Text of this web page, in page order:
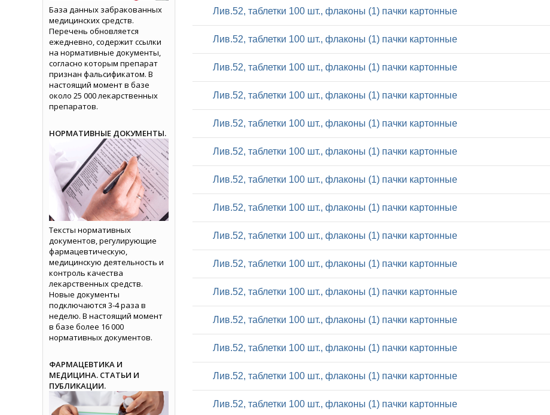
Лив.52, таблетки 100 шт., флаконы (1) пачки картонные
Лив.52, таблетки 100 шт., флаконы (1) пачки картонные
Лив.52, таблетки 100 шт., флаконы (1) пачки картонные
Лив.52, таблетки 100 шт., флаконы (1) пачки картонные
Лив.52, таблетки 100 шт., флаконы (1) пачки картонные
Лив.52, таблетки 100 шт., флаконы (1) пачки картонные
Лив.52, таблетки 100 шт., флаконы (1) пачки картонные
Лив.52, таблетки 100 шт., флаконы (1) пачки картонные
Лив.52, таблетки 100 шт., флаконы (1) пачки картонные
Лив.52, таблетки 100 шт., флаконы (1) пачки картонные
Лив.52, таблетки 100 шт., флаконы (1) пачки картонные
Лив.52, таблетки 100 шт., флаконы (1) пачки картонные
Лив.52, таблетки 100 шт., флаконы (1) пачки картонные
Лив.52, таблетки 100 шт., флаконы (1) пачки картонные
Лив.52, таблетки 100 шт., флаконы (1) пачки картонные
База данных забракованных
медицинских средств.
Перечень обновляется
ежедневно, содержит ссылки
на нормативные документы,
согласно которым препарат
признан фальсификатом. В
настоящий момент в базе
около 25 000 лекарственных
препаратов.
НОРМАТИВНЫЕ ДОКУМЕНТЫ.
Тексты нормативных
документов, регулирующие
фармацевтическую,
медицинскую деятельность и
контроль качества
лекарственных средств.
Новые документы
подключаются 3-4 раза в
неделю. В настоящий момент
в базе более 16 000
нормативных документов.
ФАРМАЦЕВТИКА И
МЕДИЦИНА. СТАТЬИ И
ПУБЛИКАЦИИ.